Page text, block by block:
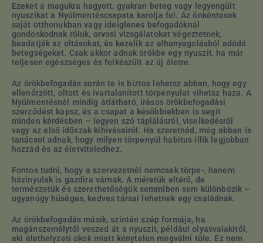
Ezeket a magukra hagyott, gyakran beteg vagy legyengült
nyuszikat a Nyúlmentéscsapata karolja fel. Az önkéntesek
saját otthonukban vagy ideiglenes befogadóknál
gondoskodnak róluk, orvosi vizsgálatokat végeztetnek,
beadatják az oltásokat, és kezelik az elhanyagolásból adódó
betegségeket. Csak akkor adnak örökbe egy nyuszit, ha már
teljesen egészséges és felkészült az új életre.
Az örökbefogadás során te is biztos lehetsz abban, hogy egy
ellenőrzött, oltott és ivartalanított törpenyulat vihetsz haza. A
Nyúlmentésnél mindig átlátható, írásos örökbefogadási
szerződést kapsz, és a csapat a későbbiekben is segít
minden kérdésben – legyen szó táplálásról, viselkedésről
vagy az első időszak kihívásairól. Ha szeretnéd, még abban is
tanácsot adnak, hogy milyen törpenyúl habitus illik legjobban
hozzád és az életviteledhez.
Fontos tudni, hogy a szervezetnél nemcsak törpe-, hanem
házinyulak is gazdira várnak. A méretük eltérő, de
természetük és szerethetőségük semmiben sem különbözik –
ugyanúgy hűséges, kedves társai lehetnek egy családnak.
Az örökbefogadás másik, szintén szép formája, ha
magánszemélytől veszed át a nyuszit, például olyasvalakitől,
aki élethelyzeti okok miatt kénytelen megválni tőle. Ez nem